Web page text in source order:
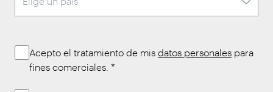
Acepto el tratamiento de mis datos personales para
fines comerciales. *